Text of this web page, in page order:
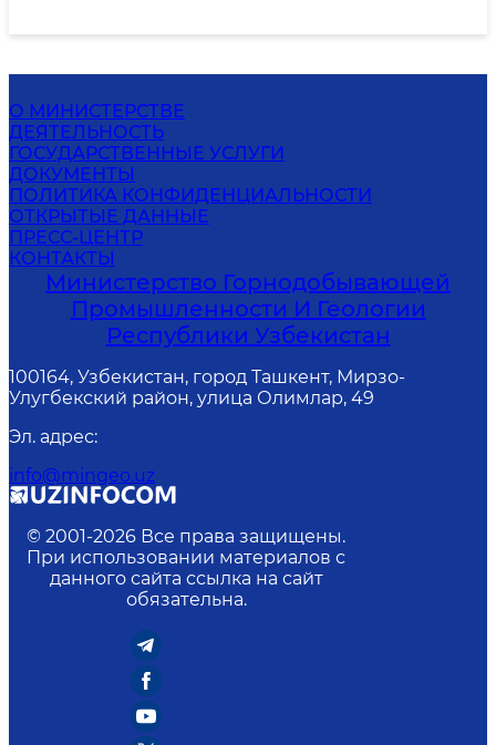
О МИНИСТЕРСТВЕ
ДЕЯТЕЛЬНОСТЬ
ГОСУДАРСТВЕННЫЕ УСЛУГИ
ДОКУМЕНТЫ
ПОЛИТИКА КОНФИДЕНЦИАЛЬНОСТИ
ОТКРЫТЫЕ ДАННЫЕ
ПРЕСС-ЦЕНТР
КОНТАКТЫ
Министерство Горнодобывающей
Промышленности И Геологии
Республики Узбекистан
100164, Узбекистан, город Ташкент, Мирзо-
Улугбекский район, улица Олимлар, 49
Эл. адрес:
info@mingeo.uz
© 2001-2026 Все права защищены.
При использовании материалов с
данного сайта ссылка на сайт
обязательна.